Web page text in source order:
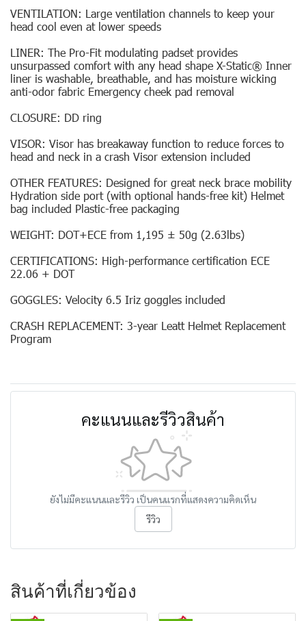
VENTILATION: Large ventilation channels to keep your
head cool even at lower speeds
LINER: The Pro-Fit modulating padset provides
unsurpassed comfort with any head shape X-Static® Inner
liner is washable, breathable, and has moisture wicking
anti-odor fabric Emergency cheek pad removal
CLOSURE: DD ring
VISOR: Visor has breakaway function to reduce forces to
head and neck in a crash Visor extension included
OTHER FEATURES: Designed for great neck brace mobility
Hydration side port (with optional hands-free kit) Helmet
bag included Plastic-free packaging
WEIGHT: DOT+ECE from 1,195 ± 50g (2.63lbs)
CERTIFICATIONS: High-performance certification ECE
22.06 + DOT
GOGGLES: Velocity 6.5 Iriz goggles included
CRASH REPLACEMENT: 3-year Leatt Helmet Replacement
Program
คะแนนและรีวิวสินค้า
ยังไม่มีคะแนนและรีวิว เป็นคนแรกที่แสดงความคิดเห็น
รีวิว
สินค้าที่เกี่ยวข้อง